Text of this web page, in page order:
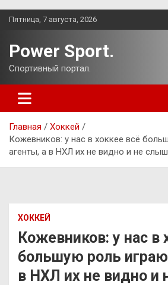
Перейти
Пятница, 7 августа, 2026
Power Sport.
Спортивный портал.
Главная
Хоккей
Кожевников: у нас в хоккее всё
агенты, а в НХЛ их не видно и не
ХОККЕЙ
Кожевников: у нас в
большую роль
в НХЛ их не видно и